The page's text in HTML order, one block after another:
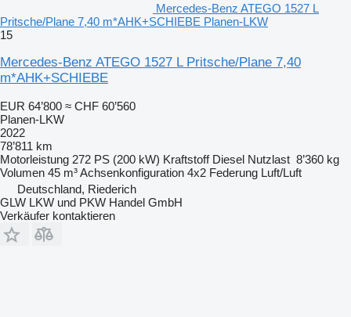
Mercedes-Benz ATEGO 1527 L
Pritsche/Plane 7,40 m*AHK+SCHIEBE Planen-LKW
15
Mercedes-Benz ATEGO 1527 L Pritsche/Plane 7,40
m*AHK+SCHIEBE
EUR 64’800 ≈ CHF 60’560
Planen-LKW
2022
78’811 km
Motorleistung 272 PS (200 kW) Kraftstoff Diesel Nutzlast 8’360 kg
Volumen 45 m³Achsenkonfiguration 4x2 Federung Luft/Luft
Deutschland, Riederich
GLW LKW und PKW Handel GmbH
Verkäufer kontaktieren